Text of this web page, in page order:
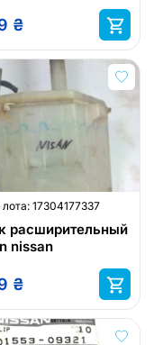
₴
17304177337
расширительный
nissan
₴